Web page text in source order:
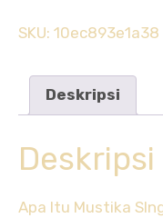
SKU: 10ec893e1a38
Deskripsi
Deskripsi
Apa Itu Mustika